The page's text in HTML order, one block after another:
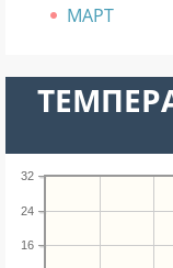
МАРТ
16
24
32